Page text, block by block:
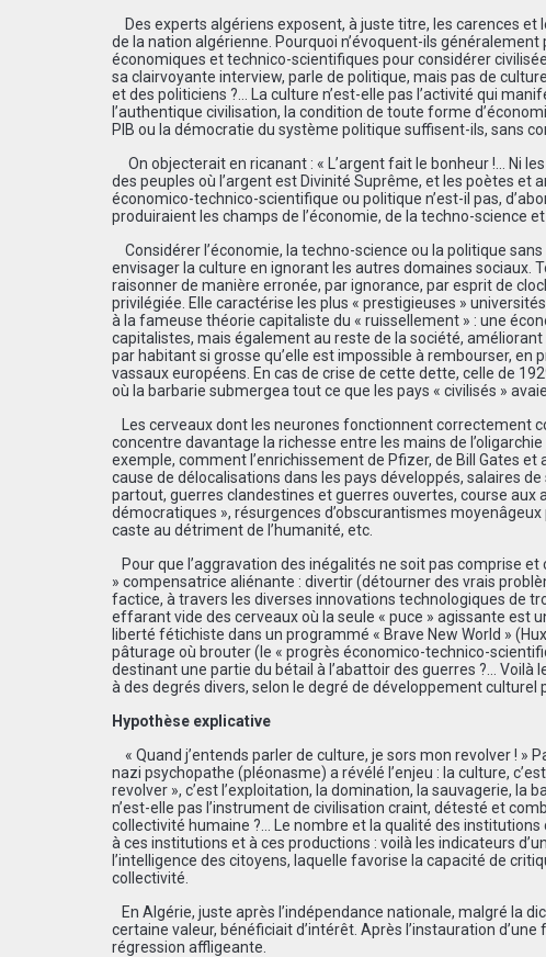
Des experts algériens exposent, à juste titre, les carences
de la nation algérienne. Pourquoi n’évoquent-ils
économiques et technico-scientifiques pour considérer
sa clairvoyante interview, parle de politique, mais pas de
et des politiciens ?… La culture n’est-elle pas l’activité qui
l’authentique civilisation, la condition de toute forme
PIB ou la démocratie du système politique suffisent-ils, sans
On objecterait en ricanant : « L’argent fait le bonheur !… Ni
des peuples où l’argent est Divinité Suprême, et les poètes
économico-technico-scientifique ou politique n’est-il pas,
produiraient les champs de l’économie, de la techno-science
Considérer l’économie, la techno-science ou la politique
envisager la culture en ignorant les autres domaines sociaux.
raisonner de manière erronée, par ignorance, par esprit de
privilégiée. Elle caractérise les plus « prestigieuses »
à la fameuse théorie capitaliste du « ruissellement » : une
capitalistes, mais également au reste de la société,
par habitant si grosse qu’elle est impossible à rembourser, en
vassaux européens. En cas de crise de cette dette, celle de
où la barbarie submergea tout ce que les pays « civilisés »
Les cerveaux dont les neurones fonctionnent correctement
concentre davantage la richesse entre les mains de
exemple, comment l’enrichissement de Pfizer, de Bill Gates
cause de délocalisations dans les pays développés, salaires
partout, guerres clandestines et guerres ouvertes, course
démocratiques », résurgences d’obscurantismes
caste au détriment de l’humanité, etc.
Pour que l’aggravation des inégalités ne soit pas comprise
» compensatrice aliénante : divertir (détourner des vrais
factice, à travers les diverses innovations technologiques de
effarant vide des cerveaux où la seule « puce » agissante est
liberté fétichiste dans un programmé « Brave New World »
pâturage où brouter (le « progrès économico-technico-
destinant une partie du bétail à l’abattoir des guerres ?…
à des degrés divers, selon le degré de développement culturel
Hypothèse explicative
« Quand j’entends parler de culture, je sors mon revolver !
nazi psychopathe (pléonasme) a révélé l’enjeu : la culture,
revolver », c’est l’exploitation, la domination, la sauvagerie, la
n’est-elle pas l’instrument de civilisation craint, détesté et
collectivité humaine ?… Le nombre et la qualité des
à ces institutions et à ces productions : voilà les indicateurs
l’intelligence des citoyens, laquelle favorise la capacité de
collectivité.
En Algérie, juste après l’indépendance nationale, malgré la
certaine valeur, bénéficiait d’intérêt. Après l’instauration
régression affligeante.